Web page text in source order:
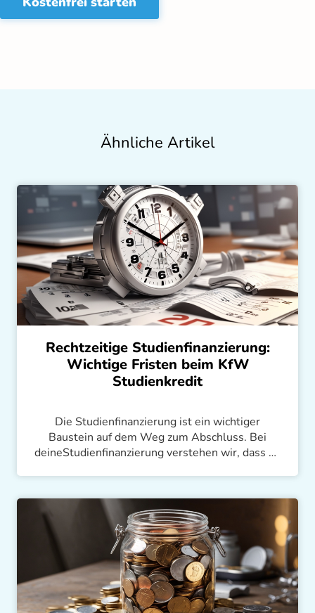
Ähnliche Artikel
Rechtzeitige Studienfinanzierung:
Wichtige Fristen beim KfW
Studienkredit
Die Studienfinanzierung ist ein wichtiger
Baustein auf dem Weg zum Abschluss. Bei
deineStudienfinanzierung verstehen wir, dass du
diesem Artikel erfährst du alle wichtigen
Fristen, damit du deine Kreditsumme rechtzeitig
erhältst. Wir zeigen dir, wie du bis zu 650 €
monatlich pünktlich bekommst.